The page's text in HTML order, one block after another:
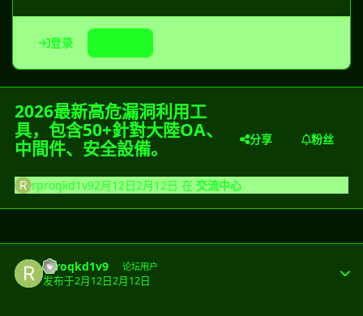
登录
2026最新高危漏洞利用工
具，包含50+針對大陸OA、
中間件、安全設備。
分享 粉丝
rproqkd1v92月12日2月12日 在 交流中心
rproqkd1v9 论坛用户
发布于2月12日2月12日